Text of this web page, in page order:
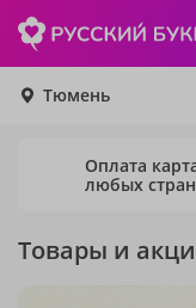
Тюмень
Оплата
любых стран
Товары и